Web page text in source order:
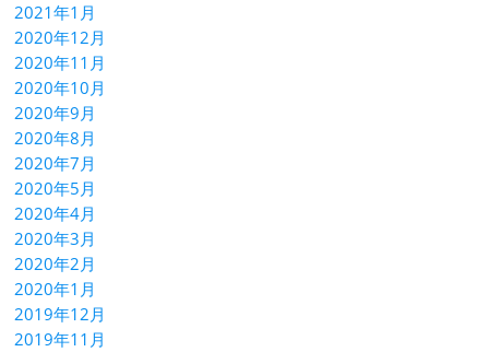
2021年1月
2020年12月
2020年11月
2020年10月
2020年9月
2020年8月
2020年7月
2020年5月
2020年4月
2020年3月
2020年2月
2020年1月
2019年12月
2019年11月